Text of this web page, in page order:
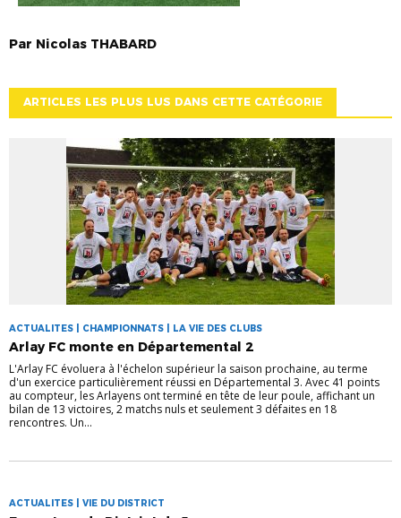
Par Nicolas THABARD
ARTICLES LES PLUS LUS DANS CETTE CATÉGORIE
ACTUALITES | CHAMPIONNATS | LA VIE DES CLUBS
Arlay FC monte en Départemental 2
L'Arlay FC évoluera à l'échelon supérieur la saison prochaine, au terme
d'un exercice particulièrement réussi en Départemental 3. Avec 41 points
au compteur, les Arlayens ont terminé en tête de leur poule, affichant un
bilan de 13 victoires, 2 matchs nuls et seulement 3 défaites en 18
rencontres. Un...
ACTUALITES | VIE DU DISTRICT